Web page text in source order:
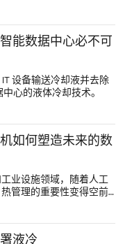
能数据中心必不可
设备输送冷却液并去除
心的液体冷却技术。
如何塑造未来的数
业设施领域，随着人工
管理的重要性变得空前
高密度、支持 AI 的水冷
数据中心冷却体系。
液冷